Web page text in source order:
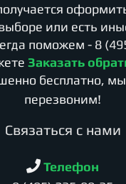
или есть
поможем - 8
Заказать
бесплатно,
перезвоним!
Cвязаться с нами
Телефон